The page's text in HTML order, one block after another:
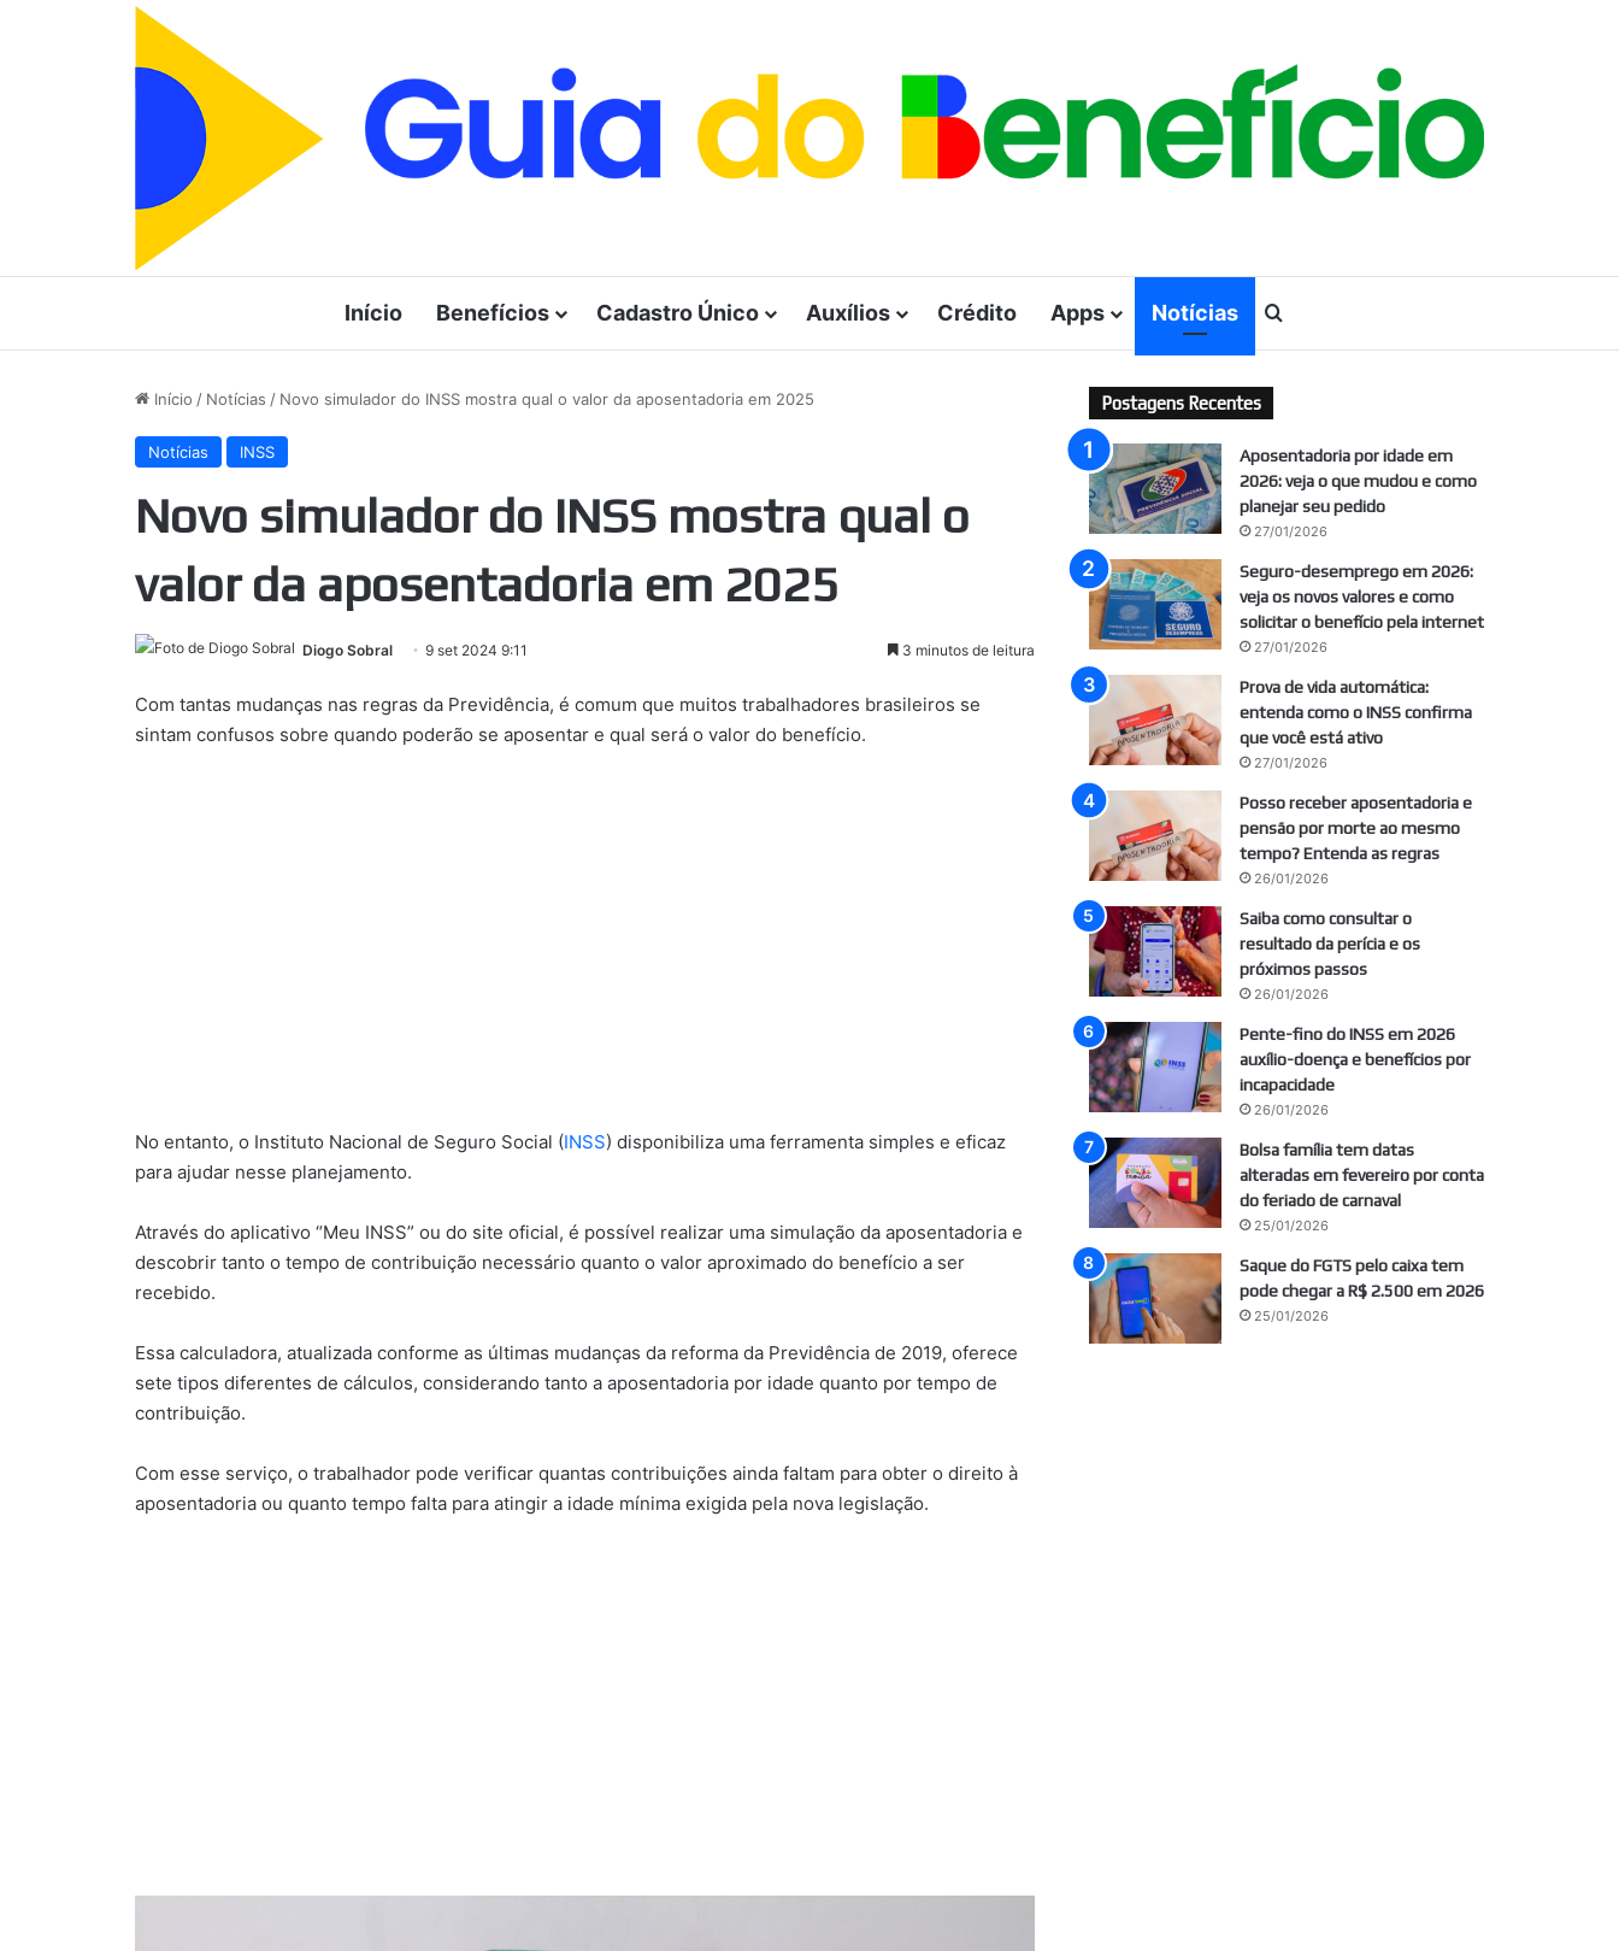
Início Benefícios Cadastro Único Auxílios Crédito Apps Notícias
Início / Notícias / Novo simulador do INSS mostra qual o valor da aposentadoria em 2025
Notícias INSS
Novo simulador do INSS mostra qual o
valor da aposentadoria em 2025
Diogo Sobral 9 set 2024 9:11 3 minutos de leitura
Com tantas mudanças nas regras da Previdência, é comum que muitos trabalhadores brasileiros se
sintam confusos sobre quando poderão se aposentar e qual será o valor do benefício.
No entanto, o Instituto Nacional de Seguro Social (INSS) disponibiliza uma ferramenta simples e eficaz
para ajudar nesse planejamento.
Através do aplicativo “Meu INSS” ou do site oficial, é possível realizar uma simulação da aposentadoria e
descobrir tanto o tempo de contribuição necessário quanto o valor aproximado do benefício a ser
recebido.
Essa calculadora, atualizada conforme as últimas mudanças da reforma da Previdência de 2019, oferece
sete tipos diferentes de cálculos, considerando tanto a aposentadoria por idade quanto por tempo de
contribuição.
Com esse serviço, o trabalhador pode verificar quantas contribuições ainda faltam para obter o direito à
aposentadoria ou quanto tempo falta para atingir a idade mínima exigida pela nova legislação.
Postagens Recentes
Aposentadoria por idade em
2026: veja o que mudou e como
planejar seu pedido
27/01/2026
Seguro-desemprego em 2026:
veja os novos valores e como
solicitar o benefício pela internet
27/01/2026
Prova de vida automática:
entenda como o INSS confirma
que você está ativo
27/01/2026
Posso receber aposentadoria e
pensão por morte ao mesmo
tempo? Entenda as regras
26/01/2026
Saiba como consultar o
resultado da perícia e os
próximos passos
26/01/2026
Pente-fino do INSS em 2026
auxílio-doença e benefícios por
incapacidade
26/01/2026
Bolsa família tem datas
alteradas em fevereiro por conta
do feriado de carnaval
25/01/2026
Saque do FGTS pelo caixa tem
pode chegar a R$ 2.500 em 2026
25/01/2026